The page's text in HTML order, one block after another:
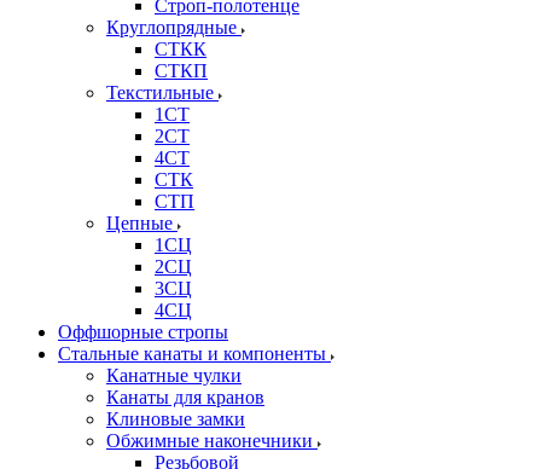
Строп-полотенце
Круглопрядные
СТКК
СТКП
Текстильные
1СТ
2СТ
4СТ
СТК
СТП
Цепные
1СЦ
2СЦ
3СЦ
4СЦ
Оффшорные стропы
Стальные канаты и компоненты
Канатные чулки
Канаты для кранов
Клиновые замки
Обжимные наконечники
Резьбовой